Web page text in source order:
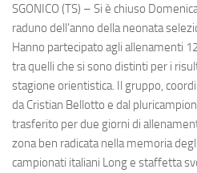
SGONICO (TS) – Si è chiuso
raduno dell’anno della neonata
Hanno partecipato agli allenamenti
tra quelli che si sono distinti per i
stagione orientistica. Il gruppo,
da Cristian Bellotto e dal
trasferito per due giorni di
zona ben radicata nella memoria
campionati italiani Long e staffetta